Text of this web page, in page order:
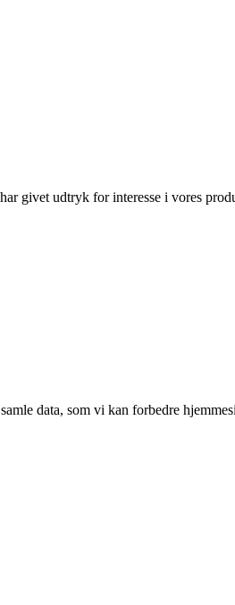
givet udtryk for interesse i vores
data, som vi kan forbedre